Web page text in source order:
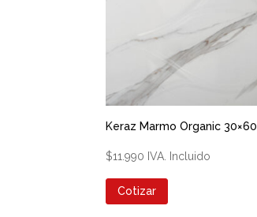
Keraz Marmo Organic 30×60
$11.990 IVA. Incluido
Cotizar